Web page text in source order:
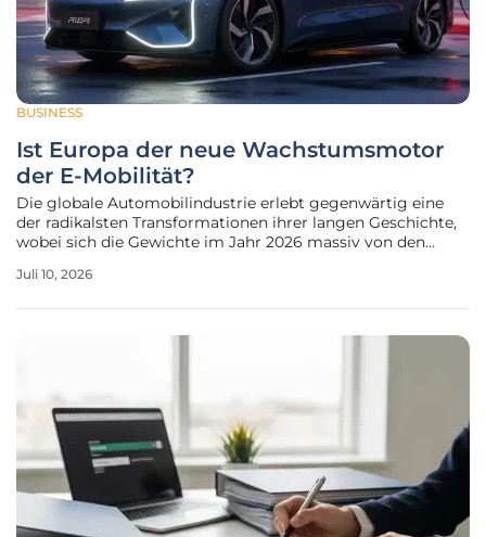
BUSINESS
Ist Europa der neue Wachstumsmotor
der E-Mobilität?
Die globale Automobilindustrie erlebt gegenwärtig eine
der radikalsten Transformationen ihrer langen Geschichte,
wobei sich die Gewichte im Jahr 2026 massiv von den
Kontinents verschoben haben. Während China über fast ein
Juli 10, 2026